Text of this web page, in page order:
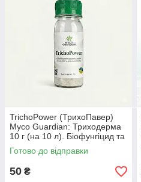
TrichoPower (ТрихоПавер)
Myco Guardian: Триходерма
10 г (на 10 л). Біофунгіцид та
укорінювач
Готово до відправки
50 ₴